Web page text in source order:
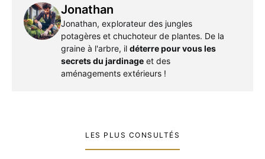
Jonathan
Jonathan, explorateur des jungles
potagères et chuchoteur de plantes. De la
graine à l'arbre, il déterre pour vous les
secrets du jardinageet des
aménagements extérieurs !
LES PLUS CONSULTÉS